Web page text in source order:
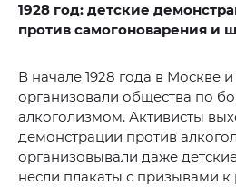
1928 год: детские
против самогоноварения и
В начале 1928 года в Москве
организовали общества по
алкоголизмом. Активисты
демонстрации против
организовывали даже
несли плакаты с призывами к